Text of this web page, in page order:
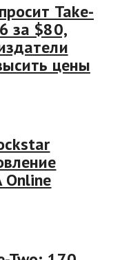
Take-
за $80,
цены
Online